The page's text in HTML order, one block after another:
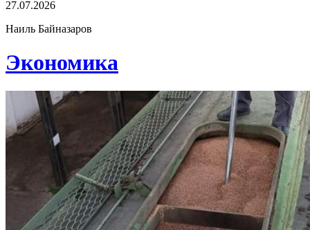
27.07.2026
Наиль Байназаров
Экономика